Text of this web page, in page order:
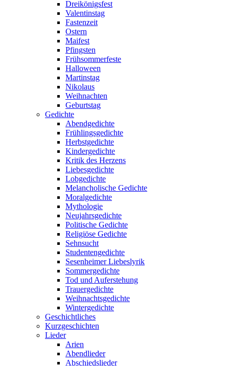
Dreikönigsfest
Valentinstag
Fastenzeit
Ostern
Maifest
Pfingsten
Frühsommerfeste
Halloween
Martinstag
Nikolaus
Weihnachten
Geburtstag
Gedichte
Abendgedichte
Frühlingsgedichte
Herbstgedichte
Kindergedichte
Kritik des Herzens
Liebesgedichte
Lobgedichte
Melancholische Gedichte
Moralgedichte
Mythologie
Neujahrsgedichte
Politische Gedichte
Religiöse Gedichte
Sehnsucht
Studentengedichte
Sesenheimer Liebeslyrik
Sommergedichte
Tod und Auferstehung
Trauergedichte
Weihnachtsgedichte
Wintergedichte
Geschichtliches
Kurzgeschichten
Lieder
Arien
Abendlieder
Abschiedslieder